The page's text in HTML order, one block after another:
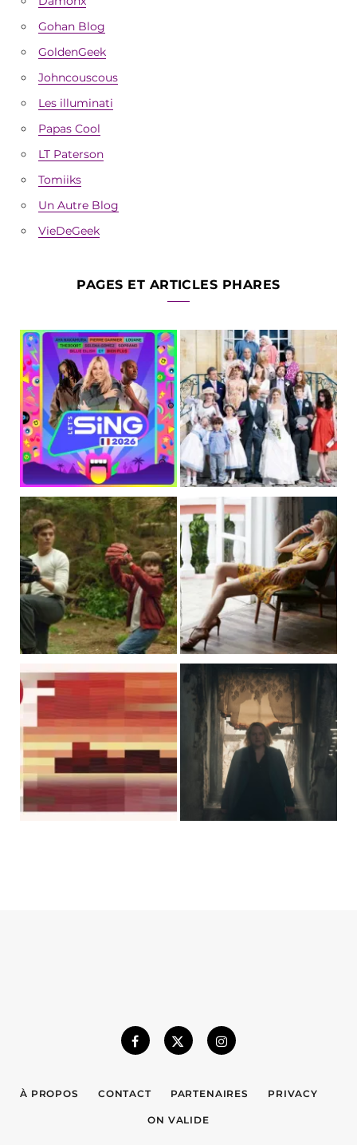
Gohan Blog
GoldenGeek
Johncouscous
Les illuminati
Papas Cool
LT Paterson
Tomiiks
Un Autre Blog
VieDeGeek
PAGES ET ARTICLES PHARES
À PROPOS CONTACT PARTENAIRES PRIVACY
ON VALIDE